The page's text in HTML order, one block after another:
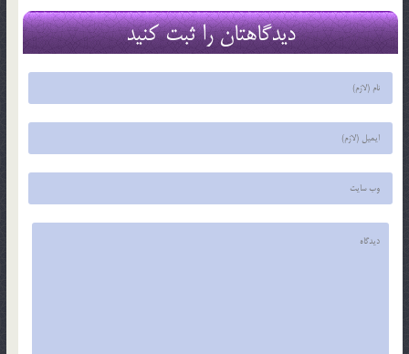
دیدگاهتان را ثبت کنید